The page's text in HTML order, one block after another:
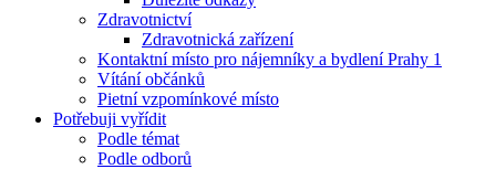
Zdravotnictví
Zdravotnická zařízení
Kontaktní místo pro nájemníky a bydlení Prahy 1
Vítání občánků
Pietní vzpomínkové místo
Potřebuji vyřídit
Podle témat
Podle odborů